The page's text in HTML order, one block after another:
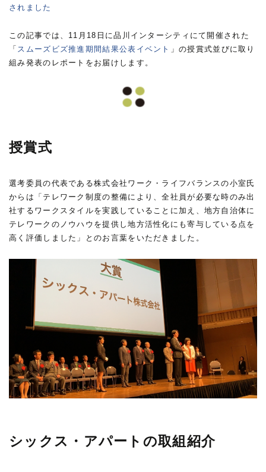
されました
この記事では、11月18日に品川インターシティにて開催された
「 スムーズビズ推進期間結果公表イベント 」の授賞式並びに取り
組み発表のレポートをお届けします。
授賞式
選考委員の代表である株式会社ワーク・ライフバランスの小室氏
からは「テレワーク制度の整備により、全社員が必要な時のみ出
社するワークスタイルを実践していることに加え、地方自治体に
テレワークのノウハウを提供し地方活性化にも寄与している点を
高く評価しました」とのお言葉をいただきました。
シックス・アパートの取組紹介